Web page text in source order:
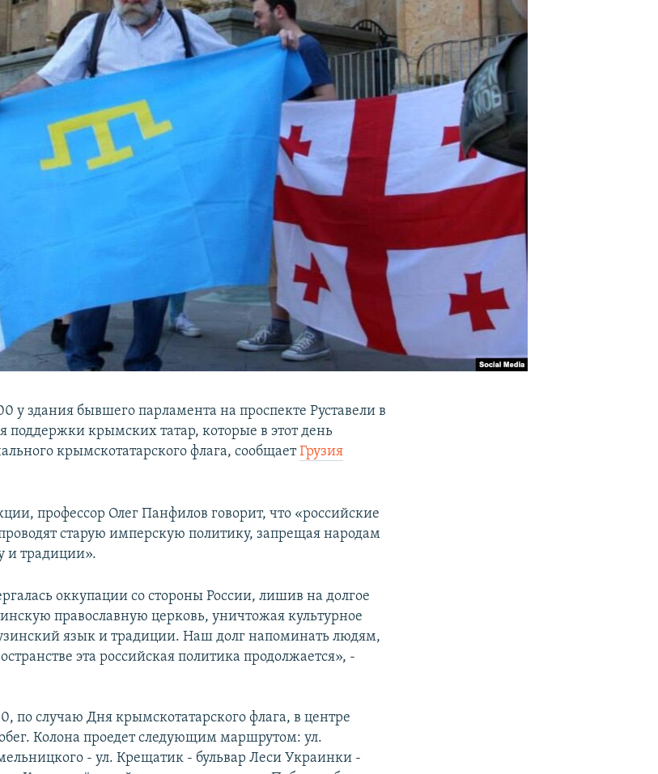
у здания бывшего парламента на проспекте Руставели в
поддержки крымских татар, которые в этот день
крымскотатарского флага, сообщаетГрузия
профессор Олег Панфилов говорит, что «российские
старую имперскую политику, запрещая народам
и традиции».
оккупации со стороны России, лишив на долгое
православную церковь, уничтожая культурное
язык и традиции. Наш долг напоминать людям,
эта российская политика продолжается», -
по случаю Дня крымскотатарского флага, в центре
Колона проедет следующим маршрутом: ул.
- ул. Крещатик - бульвар Леси Украинки -